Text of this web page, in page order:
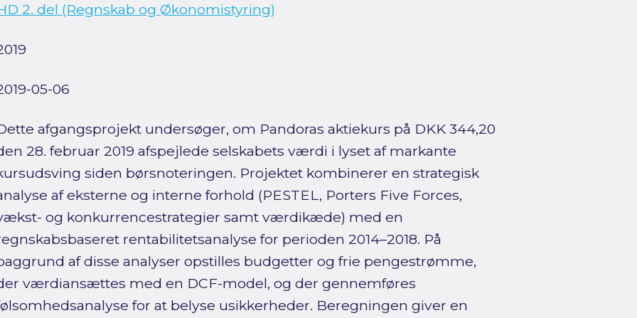
2. del (Regnskab og Økonomistyring)
05-06
afgangsprojekt undersøger, om Pandoras aktiekurs på DKK 344,20
28. februar 2019 afspejlede selskabets værdi i lyset af markante
siden børsnoteringen. Projektet kombinerer en strategisk
af eksterne og interne forhold (PESTEL, Porters Five Forces,
og konkurrencestrategier samt værdikæde) med en
rentabilitetsanalyse for perioden 2014–2018. På
af disse analyser opstilles budgetter og frie pengestrømme,
værdiansættes med en DCF-model, og der gennemføres
for at belyse usikkerheder. Beregningen giver en